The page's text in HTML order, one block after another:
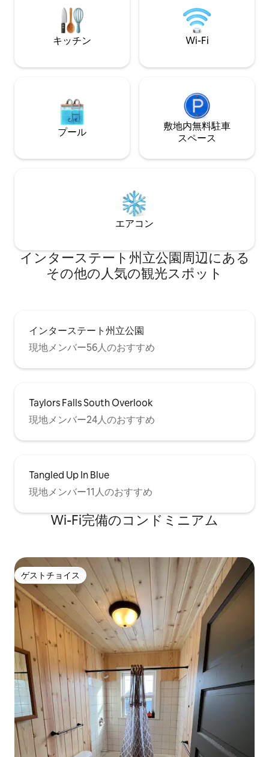
をほぐして、その日の残りの緊張を溶か
して元気を取り戻しましょう。 柔らかい
ベッドでゆっくりとお休みください。 朝
は、床に埋め込まれたラジアントヒータ
（冬場はとても居心地が良いです）。 ま
の壁の中であなたの発見を待っている、
ツリーハウスの謎を解くこともお忘れな
く。 このツリーハウスは、建築家が立体
的なチェスを念頭に置いてカスタムデザ
ィテールが見られます。 高い天井にはク
の整ったキッチンを飾っています。 （サ
ラウンドサウンドシステムは、ダイニン
グスペースでの特別なディナーの雰囲気
を演出するのに役立ちます。） 2つの暖炉
室に豪華なタッチを加え、秘密の部屋に
は隠れ家ベッドがあり、主寝室にはジャ
グジーとレインシャワーがあり、秘密の
部屋には2つ目のバスルームがあります。
らしいバケーションスポットの必見の豪
華なディテールのほんの一部に過ぎませ
ん。 お好みの暖炉のそばでくつろぎ、パ
ノラマビューを楽しみながら一日を過ご
しましょう。 家全体にブロードバンド
ストリーミングできます。 敷地内をのん
びり散歩して、この歴史的な農場の囲い
の中にあるホープグレンファームを訪
う。 わずか数歩先にあるワシントン郡コ
エーカー以上の野原と森林を探索しまし
ょう。 ハイキングやサイクリングを楽し
み、丘や渓谷でジオキャッシングをして
隠された宝物を探したり、湖で釣りやカ
ヤックを楽しんだりできます。 寒い気温
ビティには、雪原でのクロスカントリー
スキーやスノーシューがあります。 ミネ
ソタの冬の新鮮な空気を深呼吸してくだ
さい。人生の本当の喜びの1つです。 さら
に、車でわずか10分で、アフトン州立公
園の近くのアフトンアルプスに行けば、
スキーやスノーボードを楽しめます。 明
確にするために、ツリーハウスには2つの
個室ベッドルームがあります。 寝室1には
クイーンベッドが1台あります。 ベッドル
ーム2には、ハーフバスルームが付いたス
タンダードなソファベッドがある寝室が
あります。これは必見の秘密の部屋で
す。 木の上にあるこの豪華で魅力的なツ
リーハウススイートを自分にプレゼント
して、一生忘れられない魅力的な休暇を
過ごしましょう。 家に帰ってから、みん
なに話したくなることです！
ンをお楽しみいた
Combacker'sには
落ち着いてリラッ
ものがすべて揃っ
キッチン Wi-Fi
プール
敷地内無料駐⁠車
ス⁠ペ⁠ー⁠ス
エアコン
インターステート州立公園⁠周⁠辺⁠に⁠あ⁠る
そ⁠の⁠他⁠の人⁠気⁠の観⁠光⁠ス⁠ポ⁠ッ⁠ト
インターステート州立公園
現地メンバー56人のおすすめ
Taylors Falls South Overlook
現地メンバー24人のおすすめ
Tangled Up In Blue
現地メンバー11人のおすすめ
Wi-Fi完備のコンドミニアム
ゲストチョイス
ゲストチョイス